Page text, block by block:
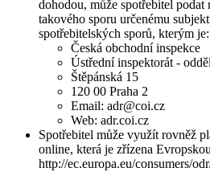
dohodou, může spotřebitel
takového sporu určenému
spotřebitelských sporů, kterým je:
Česká obchodní inspekce
Ústřední inspektorát -
Štěpánská 15
120 00 Praha 2
Email: adr@coi.cz
Web: adr.coi.cz
Spotřebitel může využít rovněž
online, která je zřízena
http://ec.europa.eu/consumers/